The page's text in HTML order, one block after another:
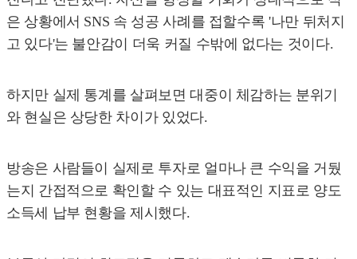
은 상황에서 SNS 속 성공 사례를 접할수록 '나만 뒤처지
고 있다'는 불안감이 더욱 커질 수밖에 없다는 것이다.
하지만 실제 통계를 살펴보면 대중이 체감하는 분위기
와 현실은 상당한 차이가 있었다.
방송은 사람들이 실제로 투자로 얼마나 큰 수익을 거뒀
는지 간접적으로 확인할 수 있는 대표적인 지표로 양도
소득세 납부 현황을 제시했다.